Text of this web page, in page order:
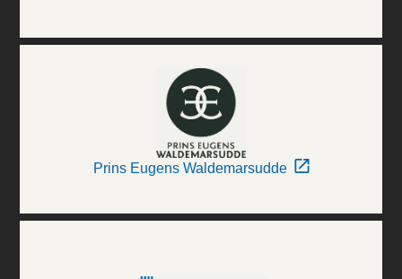
Prins Eugens Waldemarsudde